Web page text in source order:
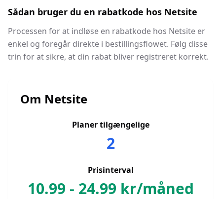
Sådan bruger du en rabatkode hos Netsite
Processen for at indløse en rabatkode hos Netsite er
enkel og foregår direkte i bestillingsflowet. Følg disse
trin for at sikre, at din rabat bliver registreret korrekt.
Om Netsite
Planer tilgængelige
2
Prisinterval
10.99 - 24.99 kr/måned